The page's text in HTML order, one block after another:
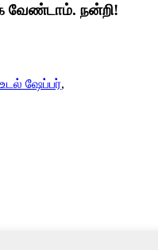
வேண்டாம். நன்றி!
ஷேப்பர்,